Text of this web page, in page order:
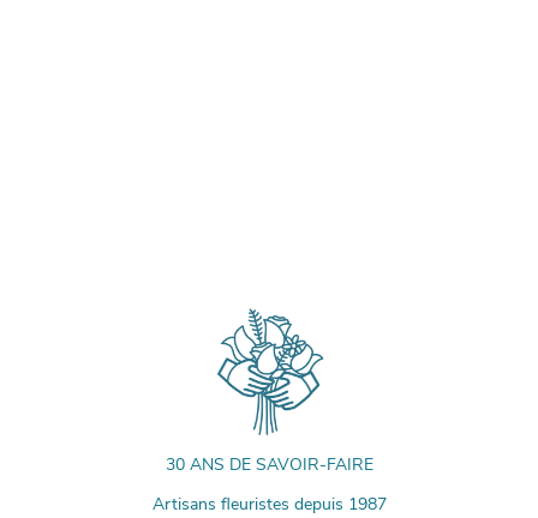
30 ANS DE SAVOIR-FAIRE
Artisans fleuristes depuis 1987